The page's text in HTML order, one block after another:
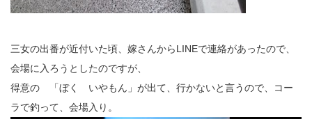
三女の出番が近付いた頃、嫁さんからLINEで連絡があったので、
会場に入ろうとしたのですが、
得意の 「ぼく いやもん」が出て、行かないと言うので、コー
ラで釣って、会場入り。